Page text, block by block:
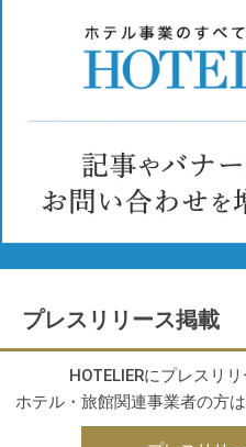
プレスリリース掲載
HOTELIERにプレスリ
ホテル・旅館関連事業者の方